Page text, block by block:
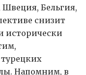
Бельгия,
снизит
исторически
Напомним, в